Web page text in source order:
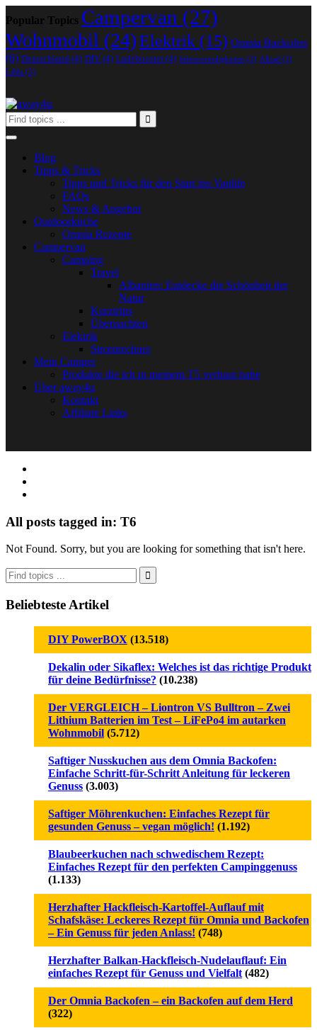
Popular Topics Campervan (27)
Wohnmobil (24)Elektrik (15) Omnia Backofen
(6) Deutschland (4) DIY (4) Ladebooster(4) Sehenswürdigkeiten (3) Allrad (3)
LiMa (3)
Blog
Tipps & Tricks
Tipps und Tricks für den Start ins Vanlife
FAQs
News & Angebot
Outdoorküche
Omnia Rezepte
Campervan
Camping
Travel
Albanien: Entdecke die Schönheit der
Natur
Kurztrips
Übernachten
Elektrik
Stromrechner
Mein Camper
Produkte die ich in meinem T5 verbaut habe
Über away4u
Kontakt
Affiliate Links
All posts tagged in: T6
Not Found. Sorry, but you are looking for something that isn't here.
Beliebteste Artikel
DIY PowerBOX (13.518)
Dekalin oder Sikaflex: Welches ist das richtige Produkt
für deine Bedürfnisse? (10.238)
Der VERGLEICH – Liontron VS Bulltron – Zwei
Lithium Batterien im Test – LiFePo4 im autarken
Wohnmobil (5.712)
Saftiger Nusskuchen aus dem Omnia Backofen:
Einfache Schritt-für-Schritt Anleitung für leckeren
Genuss (3.003)
Saftiger Möhrenkuchen: Einfaches Rezept für
gesunden Genuss – vegan möglich! (1.192)
Blaubeerkuchen nach schwedischem Rezept:
Einfaches Rezept für den perfekten Campinggenuss
(1.133)
Herzhafter Hackfleisch-Kartoffel-Auflauf mit
Schafskäse: Leckeres Rezept für Omnia und Backofen
– Ein Genuss für jeden Anlass! (748)
Herzhafter Balkan-Hackfleisch-Nudelauflauf: Ein
einfaches Rezept für Genuss und Vielfalt (482)
Der Omnia Backofen – ein Backofen auf dem Herd
(322)